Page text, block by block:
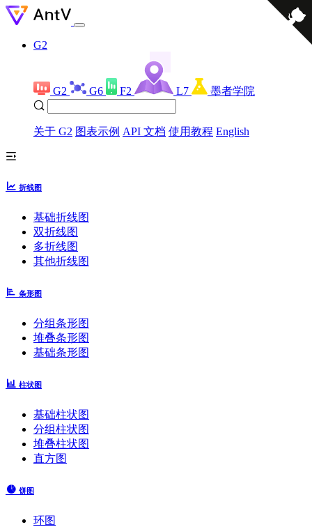
G2
G2 G6 F2 L7 墨者学院
关于 G2 图表示例 API 文档 使用教程 English
折线图
基础折线图
双折线图
多折线图
其他折线图
条形图
分组条形图
堆叠条形图
基础条形图
柱状图
基础柱状图
分组柱状图
堆叠柱状图
直方图
饼图
环图